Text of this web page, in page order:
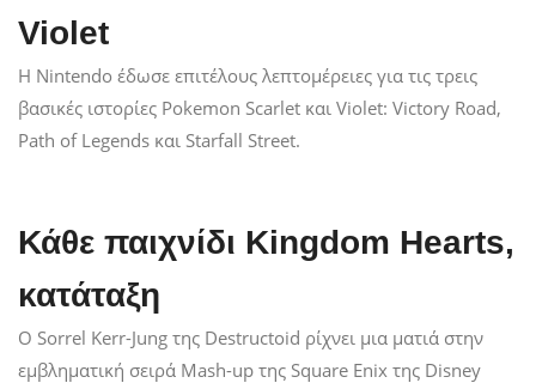
Violet
Η Nintendo έδωσε επιτέλους λεπτομέρειες για τις τρεις
βασικές ιστορίες Pokemon Scarlet και Violet: Victory Road,
Path of Legends και Starfall Street.
Κάθε παιχνίδι Kingdom Hearts,
κατάταξη
Ο Sorrel Kerr-Jung της Destructoid ρίχνει μια ματιά στην
εμβληματική σειρά Mash-up της Square Enix της Disney